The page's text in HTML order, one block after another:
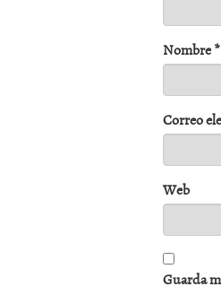
Nombre*
Correo
Web
Guarda